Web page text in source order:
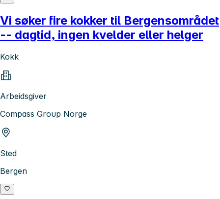
Vi søker fire kokker til Bergensområdet
-- dagtid, ingen kvelder eller helger
Kokk
Arbeidsgiver
Compass Group Norge
Sted
Bergen